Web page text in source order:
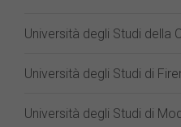
Università degli Studi della
Università degli Studi di
Università degli Studi di